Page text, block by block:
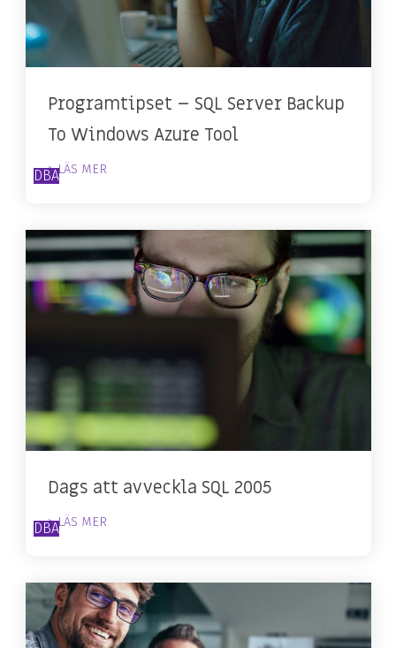
Programtipset – SQL Server Backup
To Windows Azure Tool
DBA> LÄS MER
Dags att avveckla SQL 2005
DBA> LÄS MER